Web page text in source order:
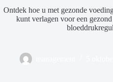
Ontdek hoe u met gezonde
kunt verlagen voor een